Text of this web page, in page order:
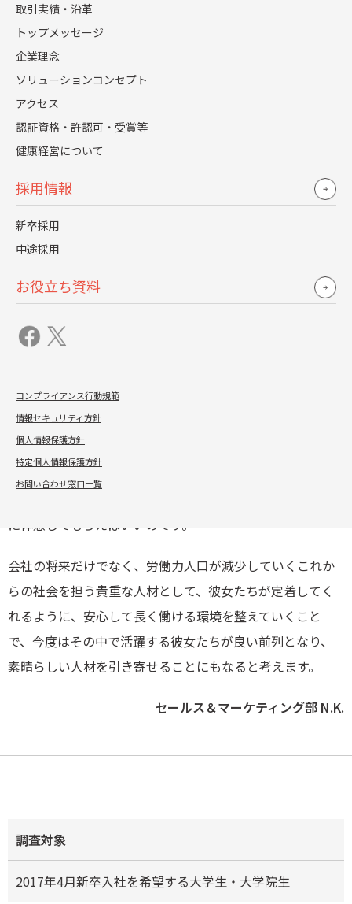
取引実績・沿革
トップメッセージ
企業理念
ソリューションコンセプト
アクセス
認証資格・許認可・受賞等
健康経営について
採用情報
新卒採用
中途採用
お役立ち資料
コンプライアンス行動規範
情報セキュリティ方針
個人情報保護方針
特定個人情報保護方針
お問い合わせ窓口一覧
持っている様子がうかがえます。その一方で、出世したくな
い派も3割存在しており、出世して責任あるポジションにつ
いてしまったら、仕事と家庭を両立することが難しくな
る、プライベートを犠牲にしたくない、役職者が向いてい
出世したい派／出世したくない派、どちらも彼女たちのキ
ャリア観を形成するのは入社後のロールモデルが重要で
す。いきいきと働く女性が近くにいるのか？産後も当たり
前のように復帰できる職場なのか？身近な女性が活躍する
実績や事実が、彼女たちを後押しし、彼女たちの不安を和
らげ、年を重ねてからも働き続けるイメージを描きやすく
させることでしょう。出世したい／出世したくない、を決
めるのは入社後のこれからにかかっています。
ったとしても、例えば、社員の意識改革に取り組んでい
る、残業時間や長時間労働の抑制に取り組んでいるなど、
現在進行形の取り組みでもいいですし、同僚や上司などの
に体感してもらえばいいのです。
会社の将来だけでなく、労働力人口が減少していくこれか
らの社会を担う貴重な人材として、彼女たちが定着してく
れるように、安心して長く働ける環境を整えていくこと
で、今度はその中で活躍する彼女たちが良い前列となり、
素晴らしい人材を引き寄せることにもなると考えます。
セールス＆マーケティング部 N.K.
調査対象
2017年4月新卒入社を希望する大学生・大学院生